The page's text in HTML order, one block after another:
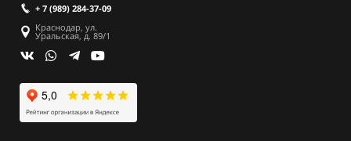
+ 7 (989) 284-37-09
Краснодар, ул.
Уральская, д. 89/1